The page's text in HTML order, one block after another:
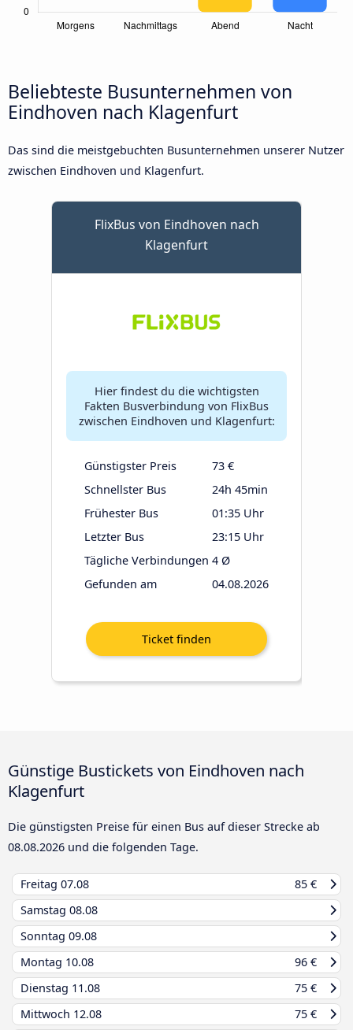
Beliebteste Busunternehmen von
Eindhoven nach Klagenfurt
Das sind die meistgebuchten Busunternehmen unserer Nutzer
zwischen Eindhoven und Klagenfurt.
FlixBus von Eindhoven nach
Klagenfurt
Hier findest du die wichtigsten
Fakten Busverbindung von FlixBus
zwischen Eindhoven und Klagenfurt:
Günstigster Preis
73 €
Schnellster Bus
24h 45min
Frühester Bus
01:35 Uhr
Letzter Bus
23:15 Uhr
Tägliche Verbindungen 4 Ø
Gefunden am
04.08.2026
Günstige Bustickets von Eindhoven nach
Klagenfurt
Die günstigsten Preise für einen Bus auf dieser Strecke ab
08.08.2026 und die folgenden Tage.
Freitag 07.08
85 €
Samstag 08.08
Sonntag 09.08
Montag 10.08
96 €
Dienstag 11.08
75 €
Mittwoch 12.08
75 €